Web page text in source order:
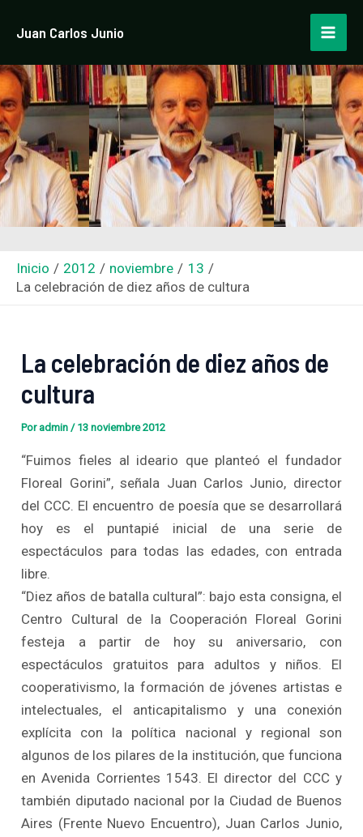
Juan Carlos Junio
Inicio 2012 noviembre
13
La celebración de diez años de cultura
La celebración de diez años de
cultura
Por admin/ 13 noviembre 2012
“Fuimos fieles al ideario que planteó el fundador
Floreal Gorini”, señala Juan Carlos Junio, director
del CCC. El encuentro de poesía que se desarrollará
hoy es el puntapié inicial de una serie de
espectáculos para todas las edades, con entrada
libre.
“Diez años de batalla cultural”: bajo esta consigna, el
Centro Cultural de la Cooperación Floreal Gorini
festeja a partir de hoy su aniversario, con
espectáculos gratuitos para adultos y niños. El
cooperativismo, la formación de jóvenes artistas e
intelectuales, el anticapitalismo y una conexión
explícita con la política nacional y regional son
algunos de los pilares de la institución, que funciona
en Avenida Corrientes 1543. El director del CCC y
también diputado nacional por la Ciudad de Buenos
Aires (Frente Nuevo Encuentro), Juan Carlos Junio,
de